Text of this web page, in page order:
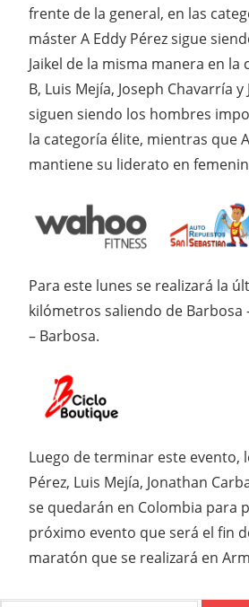
frente de la general, en las
máster A Eddy Pérez sigue
Jaikel de la misma manera en
B, Luis Mejía, Joseph Chavarría
siguen siendo los hombres
la categoría élite, mientras que
mantiene su liderato en
Para este lunes se realizará la
kilómetros saliendo de Barbosa
– Barbosa.
Luego de terminar este evento,
Pérez, Luis Mejía, Jonathan
se quedarán en Colombia para
próximo evento que será el fin
maratón que se realizará en